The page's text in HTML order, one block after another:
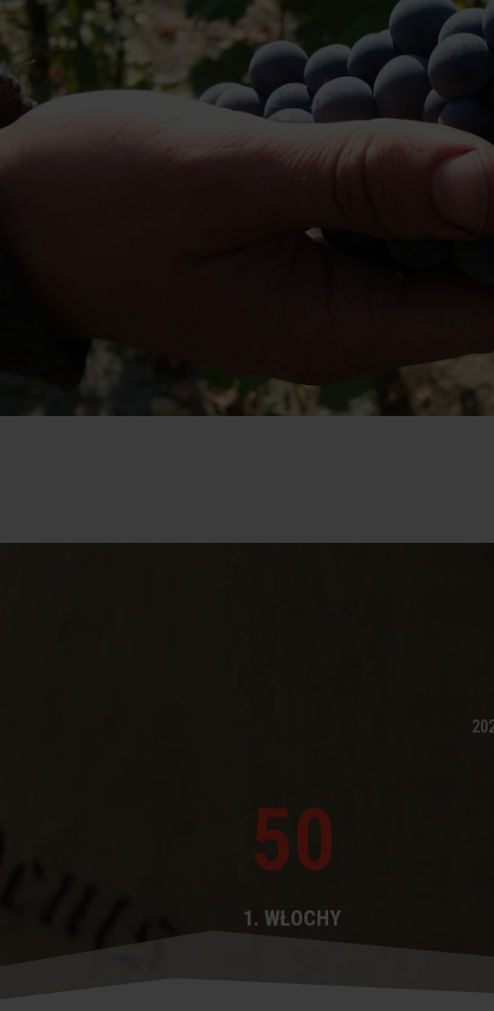
50
1. WŁOCHY